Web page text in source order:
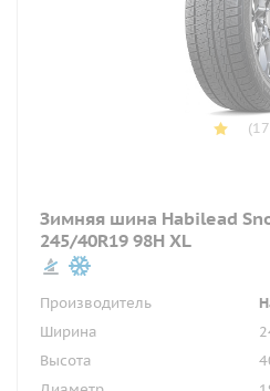
Зимняя шина Habilead
245/40R19 98H XL
Производитель
Ширина
Высота